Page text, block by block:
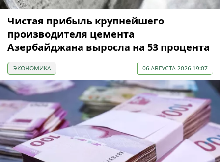
Чистая прибыль крупнейшего
производителя цемента
Азербайджана выросла на 53 процента
ЭКОНОМИКА 06 АВГУСТА 2026 19:07